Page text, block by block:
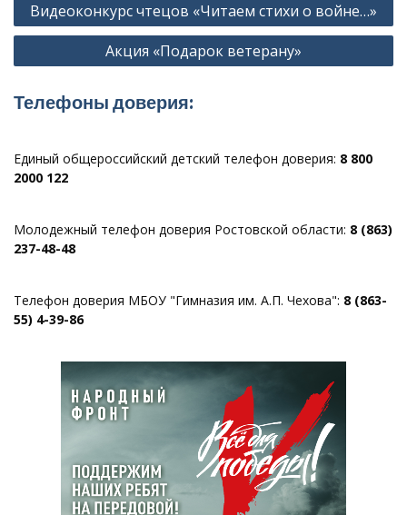
по
Видеоконкурс чтецов «Читаем стихи о войне…»
Акция «Подарок ветерану»
Телефоны доверия:
Единый общероссийский детский телефон доверия: 8 800
2000 122
Молодежный телефон доверия Ростовской области: 8 (863)
237-48-48
Телефон доверия МБОУ "Гимназия им. А.П. Чехова": 8 (863-
55) 4-39-86